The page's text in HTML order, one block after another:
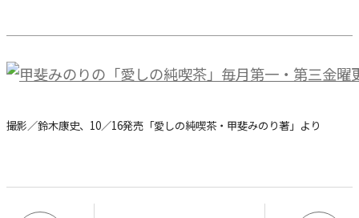
撮影／鈴木康史、10／16発売「愛しの純喫茶・甲斐みのり著」より